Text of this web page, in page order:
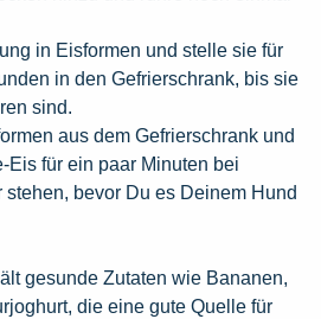
in Eisformen und stelle sie für
in den Gefrierschrank, bis sie
sind.
aus dem Gefrierschrank und
Eis für ein paar Minuten bei
stehen, bevor Du es Deinem Hund
gesunde Zutaten wie Bananen,
die eine gute Quelle für